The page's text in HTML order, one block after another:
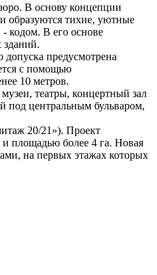
В основу концепции
образуются тихие, уютные
кодом. В его основе
зданий.
предусмотрена
с помощью
10 метров.
театры, концертный зал
под центральным бульваром,
20/21»). Проект
площадью более 4 га. Новая
на первых этажах которых